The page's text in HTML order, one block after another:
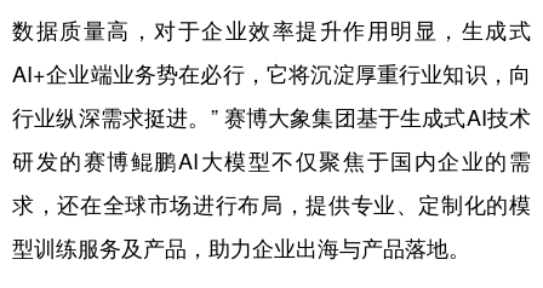
数据质量高，对于企业效率提升作用明显，生成式
AI+企业端业务势在必行，它将沉淀厚重行业知识，向
行业纵深需求挺进。” 赛博大象集团基于生成式AI技术
研发的赛博鲲鹏AI大模型不仅聚焦于国内企业的需
求，还在全球市场进行布局，提供专业、定制化的模
型训练服务及产品，助力企业出海与产品落地。